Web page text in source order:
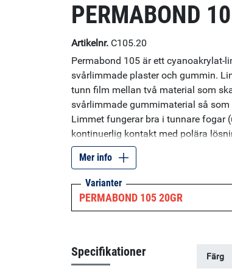
PERMABOND
Artikelnr. C105.20
Permabond 105 är ett
svårlimmade plaster och gummin.
tunn film mellan två material som
svårlimmade gummimaterial så
Limmet fungerar bra i tunnare fogar
kontinuerlig kontakt med polära
limmet härdar mycket snabbt, är det
med cyanoakrylat. Specifikationer:
(gummi): 5-10 sekunder. Typ: Etyl
Mer info
Varianter
PERMABOND 105 20GR
Specifikationer Färg